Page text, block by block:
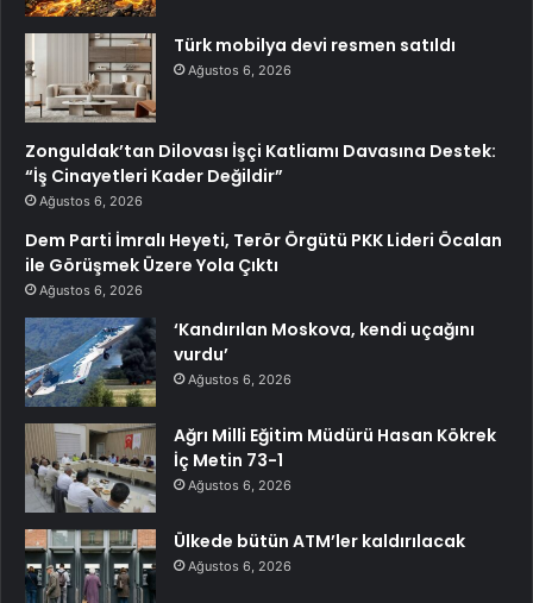
Türk mobilya devi resmen satıldı
Ağustos 6, 2026
Zonguldak’tan Dilovası İşçi Katliamı Davasına Destek:
“İş Cinayetleri Kader Değildir”
Ağustos 6, 2026
Dem Parti İmralı Heyeti, Terör Örgütü PKK Lideri Öcalan
ile Görüşmek Üzere Yola Çıktı
Ağustos 6, 2026
‘Kandırılan Moskova, kendi uçağını
vurdu’
Ağustos 6, 2026
Ağrı Milli Eğitim Müdürü Hasan Kökrek
İç Metin 73-1
Ağustos 6, 2026
Ülkede bütün ATM’ler kaldırılacak
Ağustos 6, 2026